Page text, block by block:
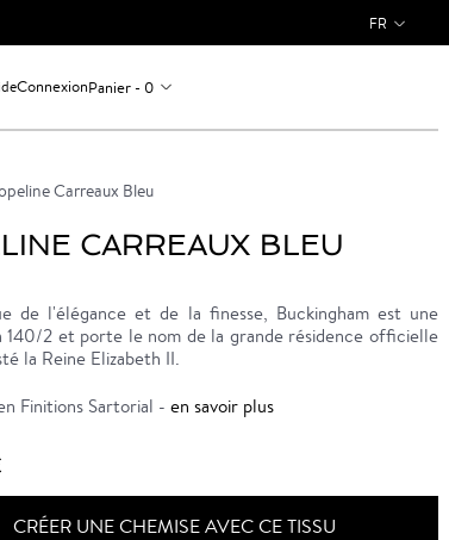
FR
ConnexionPanier - 0
Carreaux Bleu
CARREAUX BLEU
de l'élégance et de la finesse, Buckingham est une
140/2 et porte le nom de la grande résidence officielle
la Reine Elizabeth II.
Finitions Sartorial - en savoir plus
CRÉER UNE CHEMISE AVEC CE TISSU